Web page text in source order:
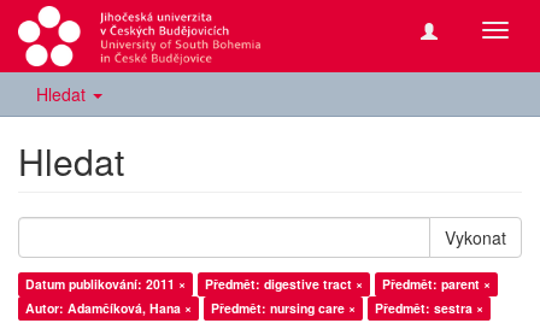
Hledat
Hledat
Vykonat
Datum publikování: 2011 × Předmět: digestive tract ×
Předmět: parent ×
Autor: Adamčíková, Hana ×
Předmět: nursing care × Předmět: sestra ×